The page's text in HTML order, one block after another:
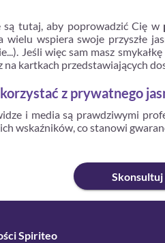
tutaj, aby poprowadzić Cię w
wielu wspiera swoje przyszłe
Jeśli więc sam masz
na kartkach przedstawiających
z prywatnego
i media są prawdziwymi
wskaźników, co stanowi
Skonsultuj
Spiriteo